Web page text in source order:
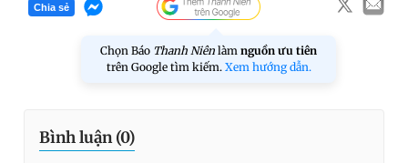
Chia sẻ
Chọn Báo Thanh Niên làm nguồn ưu tiên
trên Google tìm kiếm. Xem hướng dẫn.
Bình luận (0)